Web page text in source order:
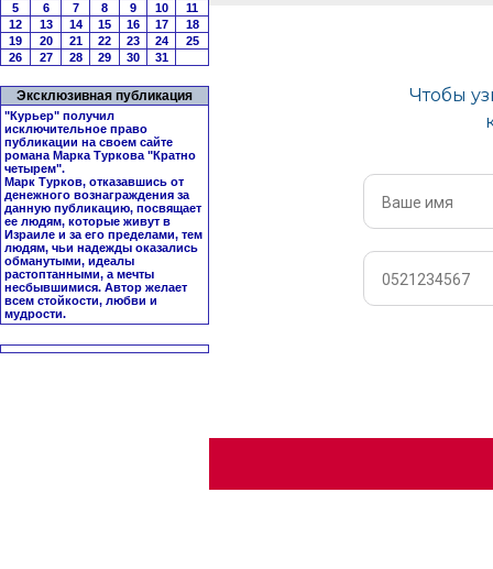
5
6 7 8 9 10
11
12
13 14 15 16 17
18
19
20 21 22 23 24
25
26
27 28 29 30 31
Эксклюзивная публикация
"Курьер" получил
исключительное право
публикации на своем сайте
романа Марка Туркова "Кратно
четырем".
Марк Турков, отказавшись от
денежного вознаграждения за
данную публикацию, посвящает
ее людям, которые живут в
Израиле и за его пределами, тем
людям, чьи надежды оказались
обманутыми, идеалы
растоптанными, а мечты
несбывшимися. Автор желает
всем стойкости, любви и
мудрости.